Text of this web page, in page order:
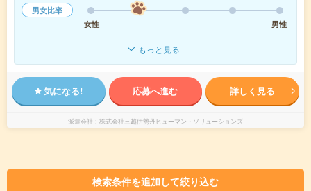
男女比率
女性
男性
もっと見る
気になる! 応募へ進む 詳しく見る
派遣会社 株式会社三越伊勢丹ヒューマン・ソリューションズ
検索条件を追加して絞り込む